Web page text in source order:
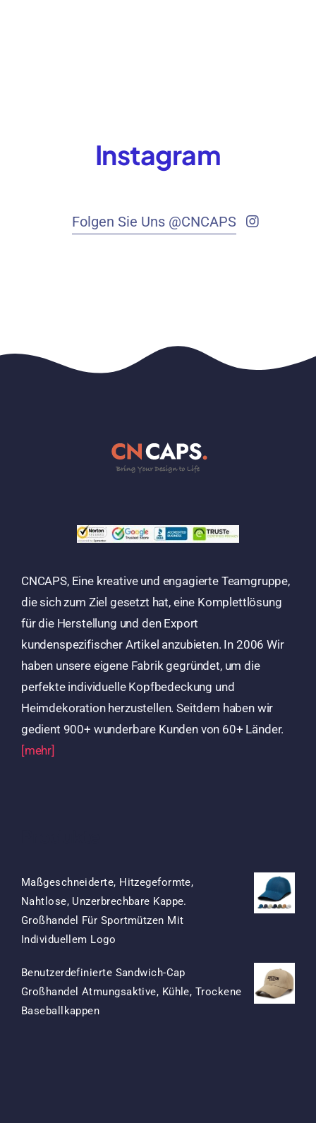
Instagram
Folgen Sie Uns @CNCAPS
CNCAPS, Eine kreative und engagierte Teamgruppe,
die sich zum Ziel gesetzt hat, eine Komplettlösung
für die Herstellung und den Export
kundenspezifischer Artikel anzubieten. In 2006 Wir
haben unsere eigene Fabrik gegründet, um die
perfekte individuelle Kopfbedeckung und
Heimdekoration herzustellen. Seitdem haben wir
gedient 900+ wunderbare Kunden von 60+ Länder.
[mehr]
Maßgeschneiderte, Hitzegeformte,
Nahtlose, Unzerbrechbare Kappe.
Großhandel Für Sportmützen Mit
Individuellem Logo
War:
$15.50
Ist:
$7.50.
Benutzerdefinierte Sandwich-Cap
Großhandel Atmungsaktive, Kühle, Trockene
BaseballkappenUrsprünglicher
Aktueller